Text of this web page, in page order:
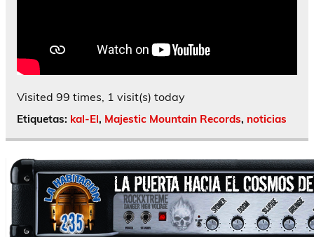
Visited 99 times, 1 visit(s) today
Etiquetas: kal-El, Majestic Mountain Records, noticias